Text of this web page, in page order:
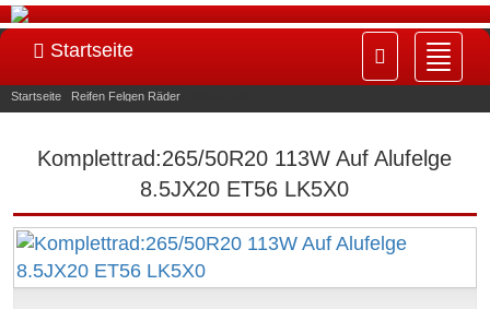
ein-/
Startseite
Startseite Reifen Felgen Räder
Komplettrad:265/50R20 113W Auf Alufelge
8.5JX20 ET56 LK5X0